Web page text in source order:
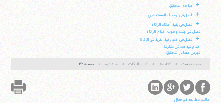
+ مراجع التحقیق
+ فصل فی أوصاف المستحقین
+
فصل فی بقیة أحکام الزکاة
فصل فی وقت وجوب اخراج الزکاة
+
فصل فی اعتبار نیة القربة فی الزکاة
ختام فیه مسائل متفرقة
فهرس مصادر التحقیق
صفحه نخست
کتاب‌ها کتاب الزکات جلد دوم صفحه ۳۲
حالت مطالعه غیر فعال